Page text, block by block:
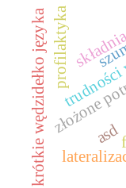
asd
krótkie wędzidełko językaprofilaktyka